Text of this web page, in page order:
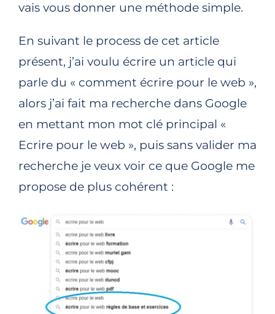
vais vous donner une méthode simple.
En suivant le process de cet article
présent, j’ai voulu écrire un article qui
parle du « comment écrire pour le web »,
alors j’ai fait ma recherche dans Google
en mettant mon mot clé principal «
Ecrire pour le web », puis sans valider ma
recherche je veux voir ce que Google me
propose de plus cohérent :